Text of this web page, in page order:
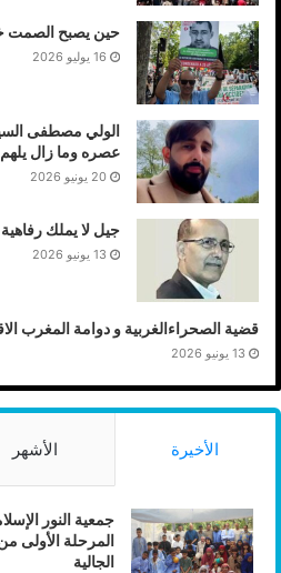
حين يصبح الصمت
16 يوليو 2026
الولي مصطفى
عصره وما زال يلهم
20 يونيو 2026
جيل لا يملك رفاهية
13 يونيو 2026
قضية الصحراءالغربية و دوامة المغرب
13 يونيو 2026
الأخيرة الأشهر
جمعية النور
المرحلة الأولى من
الجالية